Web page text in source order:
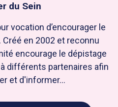
du Sein
vocation d’encourager le
en 2002 et reconnu
encourage le dépistage
différents partenaires afin
et d'informer...